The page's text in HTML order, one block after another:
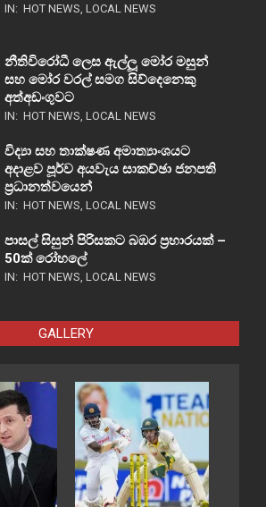
IN: HOT NEWS, LOCAL NEWS
නීතිවිරෝධී ලෙස ඇල්ලූ මෝර මසුන්
සහ මෝර වරල් සමග සිව්දෙනෙකු
අත්අඩංගුවට
IN: HOT NEWS, LOCAL NEWS
විද්‍යා සහ තාක්ෂණ අමාත්‍යාංශයට
අදාළව පූර්ව අයවැය සාකච්ඡා ජනපති
ප්‍රධානත්වයෙන්
IN: HOT NEWS, LOCAL NEWS
පාසල් සිසුන් පිරිසකට බඹර ප්‍රහාරයක් –
50ක් රෝහලේ
IN: HOT NEWS, LOCAL NEWS
GALLERY